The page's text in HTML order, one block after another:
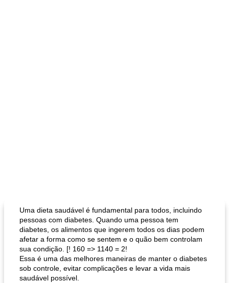
Uma dieta saudável é fundamental para todos, incluindo
pessoas com diabetes. Quando uma pessoa tem
diabetes, os alimentos que ingerem todos os dias podem
afetar a forma como se sentem e o quão bem controlam
sua condição. [! 160 => 1140 = 2!
Essa é uma das melhores maneiras de manter o diabetes
sob controle, evitar complicações e levar a vida mais
saudável possível.